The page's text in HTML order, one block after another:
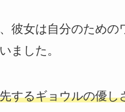
彼女は自分のため
ました。
するギョウルの優し